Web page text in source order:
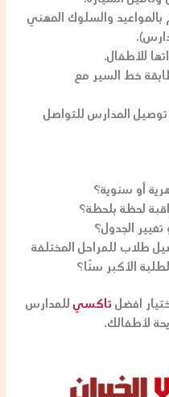
بالمواعيد والسلوك المهني
).
للأطفال.
خط السير مع
المدارسللتواصل
أو سنوية؟
لحظة بلحظة؟
تغيير الجدول؟
طلاب للمراحل المختلفة
الأكبر سنًا؟
افضل تاكسيللمدارس
لأطفالك.